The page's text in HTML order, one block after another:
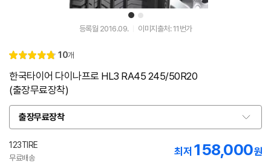
1 2
등록월 2016.09. 이미지출처: 11번가
별
4.
리
10개
한국타이어 다이나프로 HL3 RA45 245/50R20
(출장무료장착)
출장무료장착
옵
션
선
택
123TIRE네
무료배송
최저 158,000원